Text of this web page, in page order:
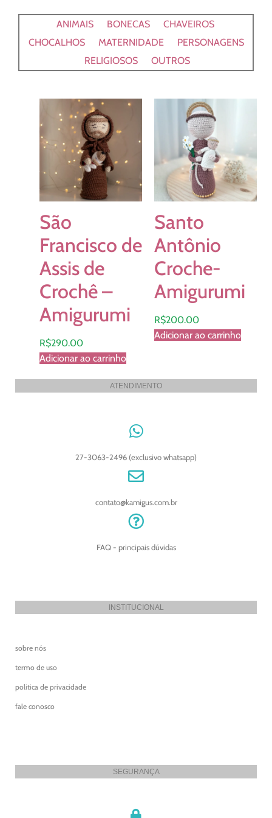
ANIMAIS BONECAS
CHAVEIROS
CHOCALHOS
MATERNIDADE
PERSONAGENS
RELIGIOSOS
OUTROS
São
Francisco de
Assis de
Crochê –
Amigurumi
R$290.00
Adicionar ao carrinho
Santo
Antônio
Croche-
Amigurumi
R$200.00
Adicionar ao carrinho
ATENDIMENTO
27-3063-2496 (exclusivo whatsapp)
contato@kamigus.com.br
FAQ - principais dúvidas
INSTITUCIONAL
sobre nós
termo de uso
politica de privacidade
fale conosco
SEGURANÇA